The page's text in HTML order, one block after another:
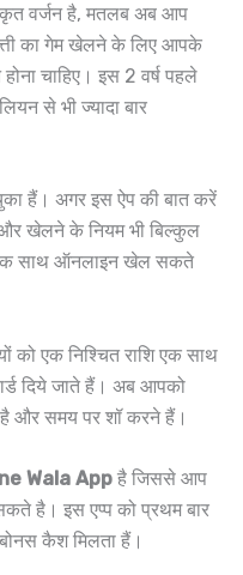
वर्जन है, मतलब अब आप
का गेम खेलने के लिए आपके
चाहिए। इस 2 वर्ष पहले
से भी ज्यादा बार
हैं। अगर इस ऐप की बात करें
खेलने के नियम भी बिल्कुल
साथ ऑनलाइन खेल सकते
को एक निश्चित राशि एक साथ
दिये जाते हैं। अब आपको
है और समय पर शॉ करने हैं।
Wala App है जिससे आप
है। इस एप्प को प्रथम बार
कैश मिलता हैं।